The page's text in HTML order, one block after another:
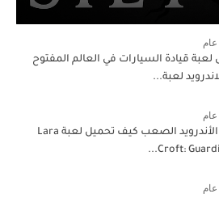
عام
لعبة قيادة السيارات في العالم المفتوح
لعبة...
عام
تحدي الأندرويد الصعب كيف تحميل لعبة Lara
Croft:
عام